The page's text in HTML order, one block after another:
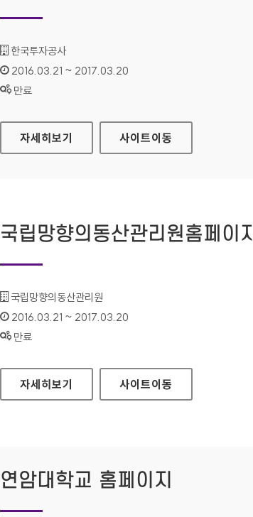
기관명 :
한국투자공사
인증기간 :
2016.03.21 ~ 2017.03.20
상태 :
만료
한국투자공사 홈페이지
자세히보기 사이트이동
국립망향의동산관리원홈페이지
기관명 :
국립망향의동산관리원
인증기간 :
2016.03.21 ~ 2017.03.20
상태 :
만료
국립망향의동산관리원홈페이지
자세히보기 사이트이동
연암대학교 홈페이지